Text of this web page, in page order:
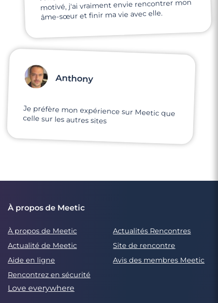
motivé, j'ai vraiment envie rencontrer mon
âme-sœur et finir ma vie avec elle.
Anthony
Je préfère mon expérience sur Meetic que
celle sur les autres sites
À propos de Meetic
À propos de Meetic
Actualités Rencontres
Actualité de Meetic
Site de rencontre
Aide en ligne
Avis des membres Meetic
Rencontrez en sécurité
Love everywhere